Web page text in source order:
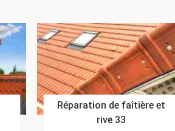
Réparation de faîtière et
rive 33